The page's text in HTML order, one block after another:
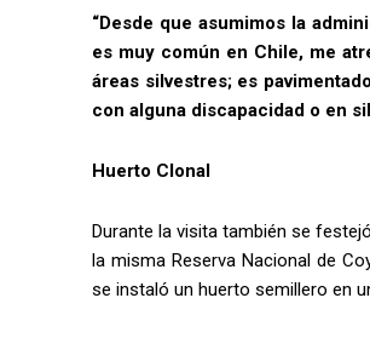
“Desde que asumimos la
es muy común en Chile, me
áreas silvestres; es
con alguna discapacidad o en
Huerto Clonal
Durante la visita también se
la misma Reserva Nacional de
se instaló un huerto semillero en